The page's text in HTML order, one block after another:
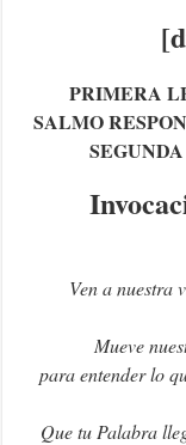
PRIMERA
SALMO
Ven a nuestra
Mueve
para entender lo
Que tu Palabra